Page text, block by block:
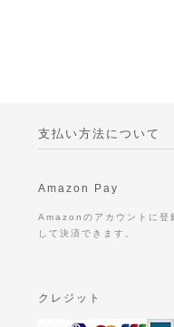
支払い方法について
Amazon Pay
Amazonのアカウントに登
して決済できます。
クレジット